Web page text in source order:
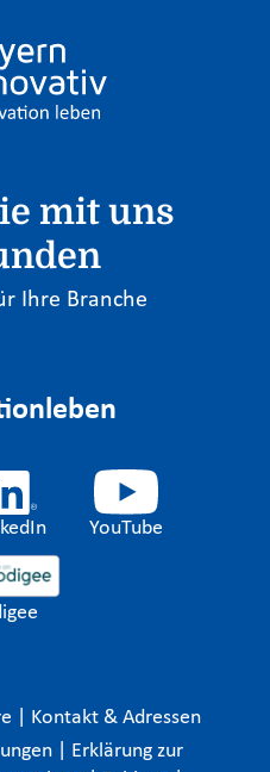
mit uns
Ihre Branche
YouTube
Kontakt & Adressen
Erklärung zur